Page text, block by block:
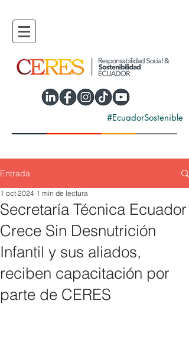
#EcuadorSostenible
Entrada
Secretaría Técnica Ecuador
Crece Sin Desnutrición
Infantil y sus aliados,
reciben capacitación por
parte de CERES
1 oct 2024 1 min de lectura